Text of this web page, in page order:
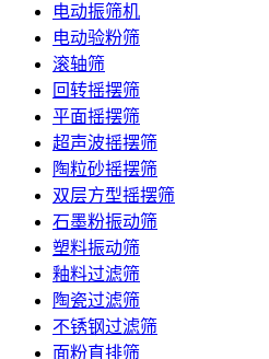
电动振筛机
电动验粉筛
滚轴筛
回转摇摆筛
平面摇摆筛
超声波摇摆筛
陶粒砂摇摆筛
双层方型摇摆筛
石墨粉振动筛
塑料振动筛
釉料过滤筛
陶瓷过滤筛
不锈钢过滤筛
面粉直排筛